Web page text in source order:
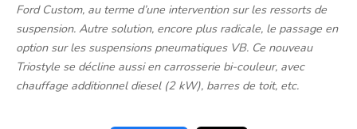
Ford Custom, au terme d’une intervention sur les ressorts de
suspension. Autre solution, encore plus radicale, le passage en
option sur les suspensions pneumatiques VB. Ce nouveau
Triostyle se décline aussi en carrosserie bi-couleur, avec
chauffage additionnel diesel (2 kW), barres de toit, etc.